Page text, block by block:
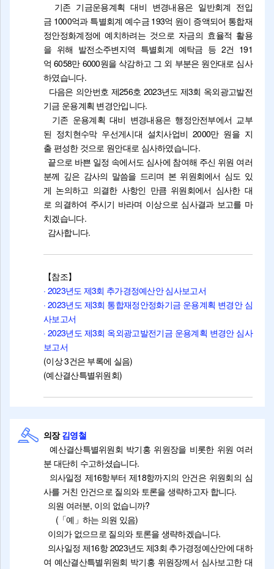
기존 기금운용계획 대비 변경내용은 일반회계 전입
금 1000억과 특별회계 예수금 193억 원이 증액되어 통합재
정안정화계정에 예치하려는 것으로 자금의 효율적 활용
을 위해 발전소주변지역 특별회계 예탁금 등 2건 191
억 6058만 6000원을 삭감하고 그 외 부분은 원안대로 심사
하였습니다.
다음은 의안번호 제256호 2023년도 제3회 옥외광고발전
기금 운용계획 변경안입니다.
기존 운용계획 대비 변경내용은 행정안전부에서 교부
된 정치현수막 우선게시대 설치사업비 2000만 원을 지
출 편성한 것으로 원안대로 심사하였습니다.
끝으로 바쁜 일정 속에서도 심사에 참여해 주신 위원 여러
분께 깊은 감사의 말씀을 드리며 본 위원회에서 심도 있
게 논의하고 의결한 사항인 만큼 위원회에서 심사한 대
로 의결하여 주시기 바라며 이상으로 심사결과 보고를 마
치겠습니다.
감사합니다.
【참조】
· 2023년도 제3회 추가경정예산안 심사보고서
· 2023년도 제3회 통합재정안정화기금 운용계획 변경안 심
사보고서
· 2023년도 제3회 옥외광고발전기금 운용계획 변경안 심사
보고서
(이상 3건은 부록에 실음)
(예산결산특별위원회)
의장김영철
예산결산특별위원회 박기홍 위원장을 비롯한 위원 여러
분 대단히 수고하셨습니다.
의사일정 제16항부터 제18항까지의 안건은 위원회의 심
사를 거친 안건으로 질의와 토론을 생략하고자 합니다.
의원 여러분, 이의 없습니까?
(「예」하는 의원 있음)
이의가 없으므로 질의와 토론을 생략하겠습니다.
의사일정 제16항 2023년도 제3회 추가경정예산안에 대하
여 예산결산특별위원회 박기홍 위원장께서 심사보고한 대